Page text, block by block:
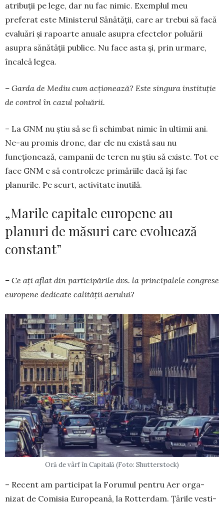
atribuții pe lege, dar nu fac nimic. Exemplul meu
preferat este Mi­nisterul Sănătății, care ar trebui să facă
evaluări și rapoarte anuale asupra efectelor poluării
asupra sănătății pu­blice. Nu face asta și, prin urmare,
în­calcă legea.
– Garda de Mediu cum acționează? Este sin­gu­ra instituție
de control în cazul poluării.
– La GNM nu știu să se fi schimbat nimic în ultimii ani.
Ne-au promis drone, dar ele nu există sau nu
funcționează, campanii de teren nu știu să existe. Tot ce
face GNM e să controleze primăriile dacă își fac
planurile. Pe scurt, activitate inutilă.
„Marile capitale europene au
planuri de măsuri care evoluează
constant”
– Ce ați aflat din participările dvs. la principa­lele congrese
europene dedicate calității aerului?
Oră de vârf în Capitală (Foto: Shutterstock)
– Recent am participat la Forumul pentru Aer orga­
nizat de Comisia Europeană, la Rotterdam. Țările ves­ti­